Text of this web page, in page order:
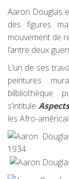
Aaron Douglas
des figures
mouvement de
l’antre deux
L’un de ses
peintures
bilbliothèque
s’intitule
les Afro-